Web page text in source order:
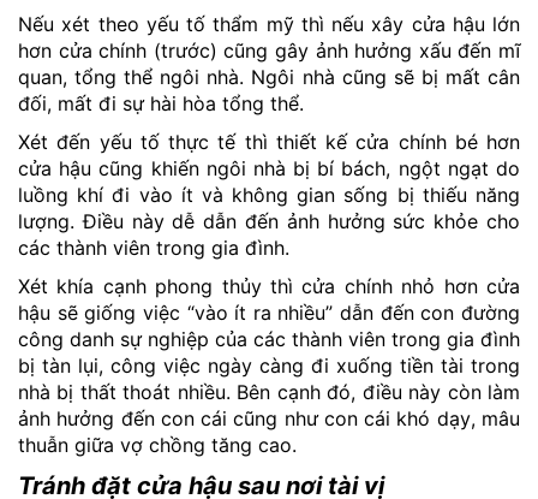
Nếu xét theo yếu tố thẩm mỹ thì nếu xây cửa hậu lớn
hơn cửa chính (trước) cũng gây ảnh hưởng xấu đến mĩ
quan, tổng thể ngôi nhà. Ngôi nhà cũng sẽ bị mất cân
đối, mất đi sự hài hòa tổng thể.
Xét đến yếu tố thực tế thì thiết kế cửa chính bé hơn
cửa hậu cũng khiến ngôi nhà bị bí bách, ngột ngạt do
luồng khí đi vào ít và không gian sống bị thiếu năng
lượng. Điều này dễ dẫn đến ảnh hưởng sức khỏe cho
các thành viên trong gia đình.
Xét khía cạnh phong thủy thì cửa chính nhỏ hơn cửa
hậu sẽ giống việc “vào ít ra nhiều” dẫn đến con đường
công danh sự nghiệp của các thành viên trong gia đình
bị tàn lụi, công việc ngày càng đi xuống tiền tài trong
nhà bị thất thoát nhiều. Bên cạnh đó, điều này còn làm
ảnh hưởng đến con cái cũng như con cái khó dạy, mâu
thuẫn giữa vợ chồng tăng cao.
Tránh đặt cửa hậu sau nơi tài vị